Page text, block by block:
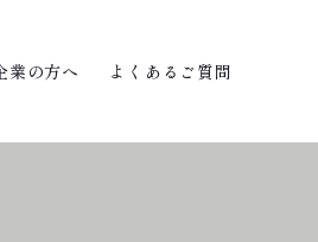
業の方へ よくあるご質問